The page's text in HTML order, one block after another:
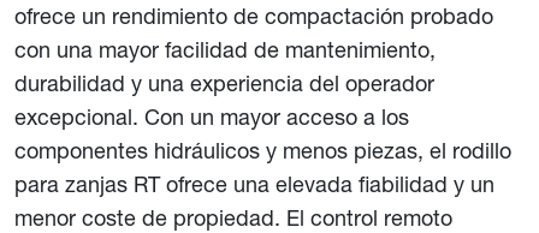
ofrece un rendimiento de compactación probado
con una mayor facilidad de mantenimiento,
durabilidad y una experiencia del operador
excepcional. Con un mayor acceso a los
componentes hidráulicos y menos piezas, el rodillo
para zanjas RT ofrece una elevada fiabilidad y un
menor coste de propiedad. El control remoto